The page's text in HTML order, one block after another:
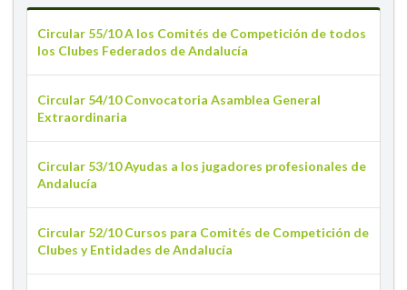
Circular 55/10 A los Comités de Competición de todos
los Clubes Federados de Andalucía
Circular 54/10 Convocatoria Asamblea General
Extraordinaria
Circular 53/10 Ayudas a los jugadores profesionales de
Andalucía
Circular 52/10 Cursos para Comités de Competición de
Clubes y Entidades de Andalucía